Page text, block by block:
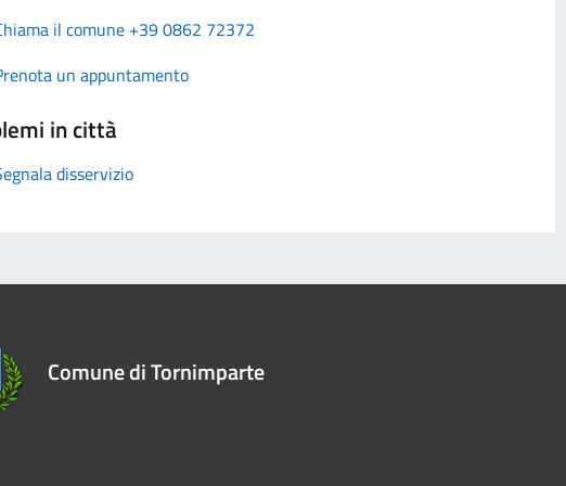
il comune +39 0862 72372
un appuntamento
in città
disservizio
Comune di Tornimparte